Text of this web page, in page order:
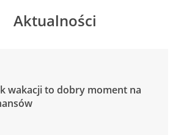
Aktualności
wakacji to dobry moment na